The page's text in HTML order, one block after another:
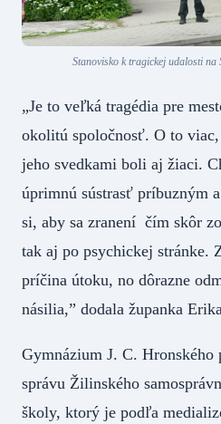
Stanovisko k tragickej udalosti na
„Je to veľká tragédia pre
okolitú spoločnosť. O to
jeho svedkami boli aj žiaci.
úprimnú sústrasť príbuzným
si, aby sa zranení čím skôr
tak aj po psychickej stránke.
príčina útoku, no dôrazne
násilia,” dodala županka
Gymnázium J. C. Hronského
správu Žilinského
školy, ktorý je podľa